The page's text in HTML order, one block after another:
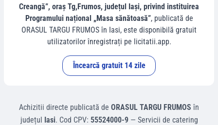
Creangă”, oraș Tg,Frumos, județul Iași, privind instituirea
Programului național „Masa sănătoasă”, publicată de
ORASUL TARGU FRUMOS în Iasi, este disponibilă gratuit
utilizatorilor înregistrați pe licitatii.app.
Încearcă gratuit 14 zile
Achizitii directe publicată de ORASUL TARGU FRUMOS în
județul Iasi. Cod CPV: 55524000-9— Servicii de catering